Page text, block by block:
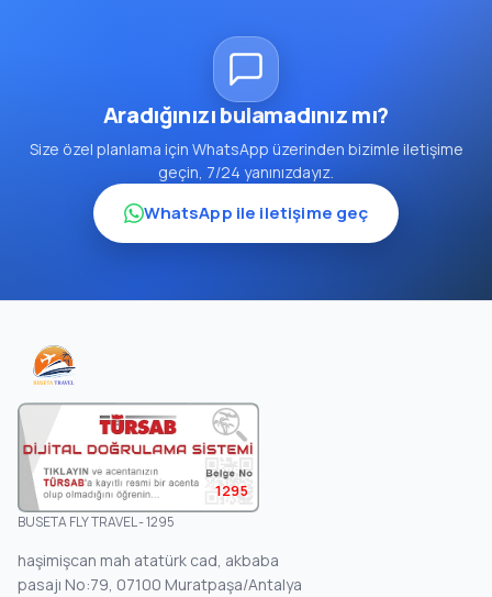
Aradığınızı bulamadınız mı?
Size özel planlama için WhatsApp üzerinden bizimle iletişime
geçin, 7/24 yanınızdayız.
WhatsApp ile iletişime geç
1295
BUSETA FLY TRAVEL - 1295
haşimişcan mah atatürk cad, akbaba
pasajı No:79, 07100 Muratpaşa/Antalya